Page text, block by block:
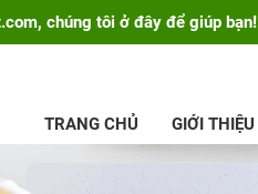
chúng tôi ở đây để giúp bạn!
TRANG CHỦ GIỚI THIỆU